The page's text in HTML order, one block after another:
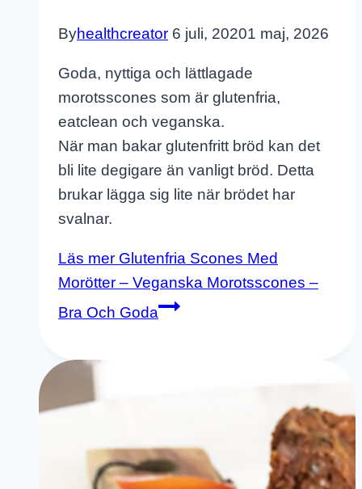
Byhealthcreator 6 juli, 20201 maj, 2026
Goda, nyttiga och lättlagade
morotsscones som är glutenfria,
eatclean och veganska.
När man bakar glutenfritt bröd kan det
bli lite degigare än vanligt bröd. Detta
brukar lägga sig lite när brödet har
svalnar.
Läs mer Glutenfria Scones Med
Morötter – Veganska Morotsscones –
Bra Och Goda